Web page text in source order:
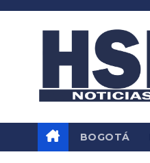
Saltar
BOGOTÁ